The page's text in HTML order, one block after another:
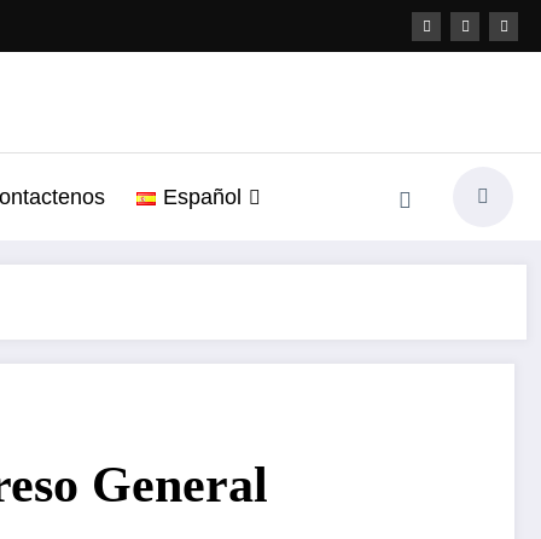
Español
General